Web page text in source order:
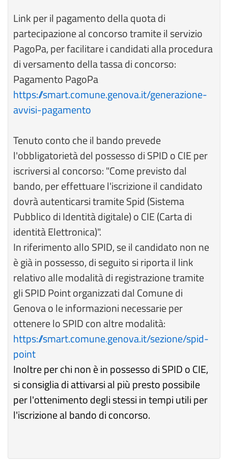
Link per il pagamento della quota di
partecipazione al concorso tramite il servizio
PagoPa, per facilitare i candidati alla procedura
di versamento della tassa di concorso:
Pagamento PagoPa
https://smart.comune.genova.it/generazione-
avvisi-pagamento
Tenuto conto che il bando prevede
l'obbligatorietà del possesso di SPID o CIE per
iscriversi al concorso: "Come previsto dal
bando, per effettuare l'iscrizione il candidato
dovrà autenticarsi tramite Spid (Sistema
Pubblico di Identità digitale) o CIE (Carta di
identità Elettronica)".
In riferimento allo SPID, se il candidato non ne
è già in possesso, di seguito si riporta il link
relativo alle modalità di registrazione tramite
gli SPID Point organizzati dal Comune di
Genova o le informazioni necessarie per
ottenere lo SPID con altre modalità:
https://smart.comune.genova.it/sezione/spid-
point
Inoltre per chi non è in possesso di SPID o CIE,
si consiglia di attivarsi al più presto possibile
per l'ottenimento degli stessi in tempi utili per
l'iscrizione al bando di concorso.